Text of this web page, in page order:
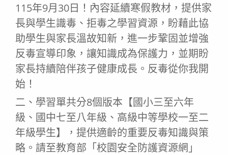
115年9月30日！內容延續寒假教材，提供家
長與學生識毒、拒毒之學習資源，盼藉此協
助學生與家長溫故知新，進一步鞏固並增強
反毒宣導印象，讓知識成為保護力，並期盼
家長持續陪伴孩子健康成長。反毒從你我開
始！
二、學習單共分8個版本【國小三至六年
級、國中七至八年級、高級中等學校一至二
年級學生】，提供適齡的重要反毒知識與策
略。請至教育部「校園安全防護資源網」